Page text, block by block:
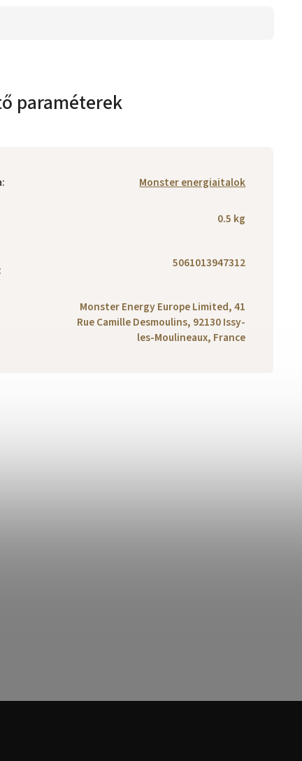
paraméterek
: Monster energiaitalok
0.5 kg
: 5061013947312
Monster Energy Europe Limited, 41
Rue Camille Desmoulins, 92130 Issy-
les-Moulineaux, France